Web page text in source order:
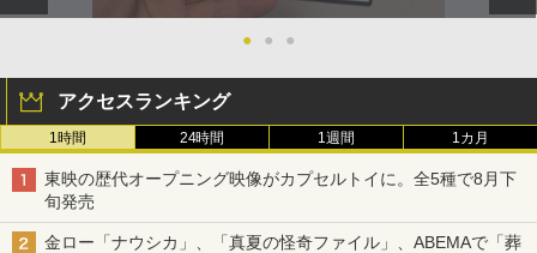
● ● ●
アクセスランキング
1時間 24時間 1週間 1カ月
東映の歴代オープニング映像がカプセルトイに。全5種で8月下
旬発売
金ロー「ナウシカ」、「真夏の怪奇ファイル」、ABEMAで「葬